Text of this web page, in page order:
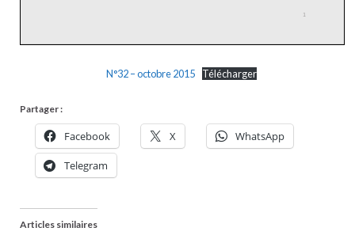
N°32 – octobre 2015 Télécharger
Partager :
Facebook X WhatsApp
Telegram
Articles similaires